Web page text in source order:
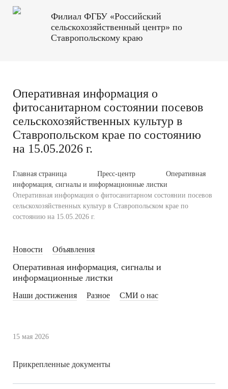
Филиал ФГБУ «Российский
сельскохозяйственный центр» по
Ставропольскому краю
Оперативная информация о
фитосанитарном состоянии посевов
сельскохозяйственных культур в
Ставропольском крае по состоянию
на 15.05.2026 г.
Главная страница Пресс-центр
Оперативная
информация, сигналы и информационные листки
Оперативная информация о фитосанитарном состоянии посевов
сельскохозяйственных культур в Ставропольском крае по
состоянию на 15.05.2026 г.
Новости Объявления
Оперативная информация, сигналы и
информационные листки
Наши достижения Разное СМИ о нас
15 мая 2026
Прикрепленные документы